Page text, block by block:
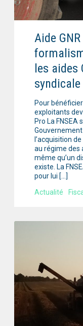
Aide
les aides
syndicale
Pour
exploitants
Pro La FNSEA
l’acquisition
au régime des
même qu’un
existe. La
pour lui […]
Actualité